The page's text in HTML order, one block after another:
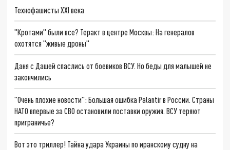
Технофашисты XXI века
"Кротами" были все? Теракт в центре Москвы: На генералов
охотятся "живые дроны"
Даня с Дашей спаслись от боевиков ВСУ. Но беды для малышей не
закончились
"Очень плохие новости": Большая ошибка Palantir в России. Страны
НАТО впервые за СВО остановили поставки оружия. ВСУ теряют
приграничье?
Вот это триллер! Тайна удара Украины по иранскому судну на